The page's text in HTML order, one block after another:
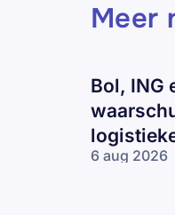
Meer
Bol, ING
6 aug 2026